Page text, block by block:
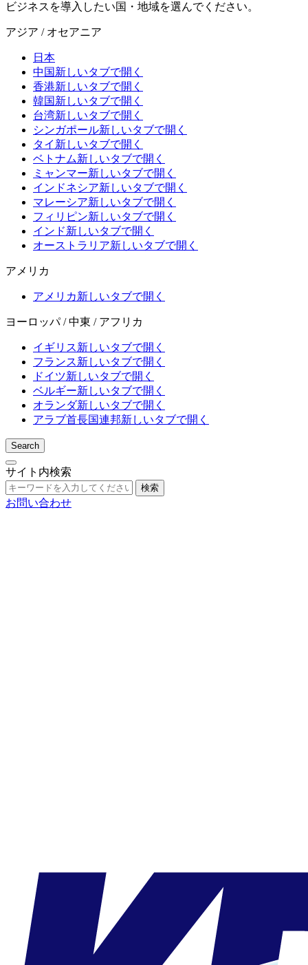
ビジネスを導入したい国・地域を選んでください。
アジア / オセアニア
日本
中国新しいタブで開く
香港新しいタブで開く
韓国新しいタブで開く
台湾新しいタブで開く
シンガポール新しいタブで開く
タイ 新しいタブで開く
ベトナム新しいタブで開く
ミャンマー新しいタブで開く
インドネシア新しいタブで開く
マレーシア新しいタブで開く
フィリピン新しいタブで開く
インド新しいタブで開く
オーストラリア新しいタブで開く
アメリカ
アメリカ新しいタブで開く
ヨーロッパ / 中東 / アフリカ
イギリス新しいタブで開く
フランス新しいタブで開く
ドイツ新しいタブで開く
ベルギー新しいタブで開く
オランダ新しいタブで開く
アラブ首長国連邦新しいタブで開く
Search
サイト内検索
検索
お問い合わせ